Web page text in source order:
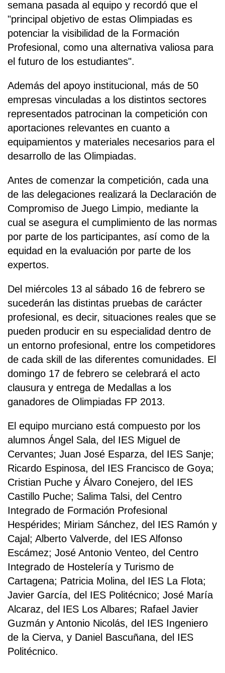
semana pasada al equipo y recordó que el
"principal objetivo de estas Olimpiadas es
potenciar la visibilidad de la Formación
Profesional, como una alternativa valiosa para
el futuro de los estudiantes".
Además del apoyo institucional, más de 50
empresas vinculadas a los distintos sectores
representados patrocinan la competición con
aportaciones relevantes en cuanto a
equipamientos y materiales necesarios para el
desarrollo de las Olimpiadas.
Antes de comenzar la competición, cada una
de las delegaciones realizará la Declaración de
Compromiso de Juego Limpio, mediante la
cual se asegura el cumplimiento de las normas
por parte de los participantes, así como de la
equidad en la evaluación por parte de los
expertos.
Del miércoles 13 al sábado 16 de febrero se
sucederán las distintas pruebas de carácter
profesional, es decir, situaciones reales que se
pueden producir en su especialidad dentro de
un entorno profesional, entre los competidores
de cada skill de las diferentes comunidades. El
domingo 17 de febrero se celebrará el acto
clausura y entrega de Medallas a los
ganadores de Olimpiadas FP 2013.
El equipo murciano está compuesto por los
alumnos Ángel Sala, del IES Miguel de
Cervantes; Juan José Esparza, del IES Sanje;
Ricardo Espinosa, del IES Francisco de Goya;
Cristian Puche y Álvaro Conejero, del IES
Castillo Puche; Salima Talsi, del Centro
Integrado de Formación Profesional
Hespérides; Miriam Sánchez, del IES Ramón y
Cajal; Alberto Valverde, del IES Alfonso
Escámez; José Antonio Venteo, del Centro
Integrado de Hostelería y Turismo de
Cartagena; Patricia Molina, del IES La Flota;
Javier García, del IES Politécnico; José María
Alcaraz, del IES Los Albares; Rafael Javier
Guzmán y Antonio Nicolás, del IES Ingeniero
de la Cierva, y Daniel Bascuñana, del IES
Politécnico.